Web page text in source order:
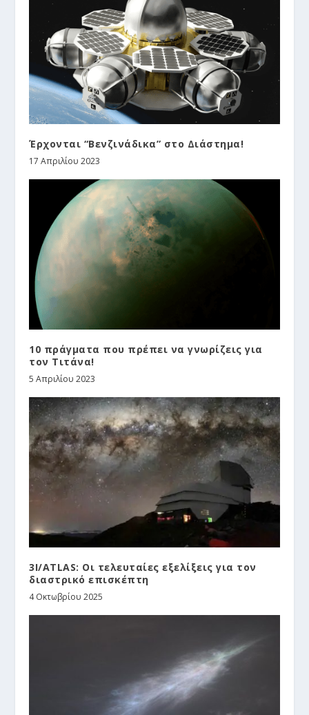
Έρχονται “Bενζινάδικα” στο Διάστημα!
17 Απριλίου 2023
10 πράγματα που πρέπει να γνωρίζεις για
τον Τιτάνα!
5 Απριλίου 2023
3I/ATLAS: Οι τελευταίες εξελίξεις για τον
διαστρικό επισκέπτη
4 Οκτωβρίου 2025